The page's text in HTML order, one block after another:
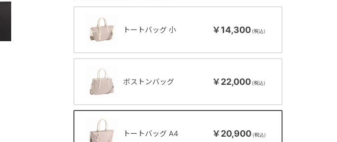
トートバッグ 小 ￥14,300
ボストンバッグ ￥22,000
トートバッグ A4 ￥20,900